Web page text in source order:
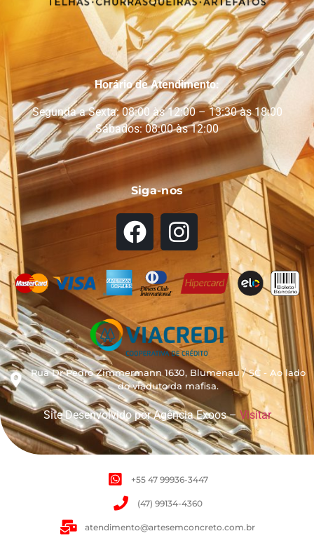
Horário de Atendimento:
Segunda a Sexta: 08:00 às 12:00 – 13:30 às 18:00
Sábados: 08:00 às 12:00
Siga-nos
Rua Dr Pedro Zimmermann 1630, Blumenau / SC - Ao lado
do viaduto da mafisa.
Site Desenvolvido por Agência Exoos –Visitar
+55 47 99936-3447
(47) 99134-4360
atendimento@artesemconcreto.com.br